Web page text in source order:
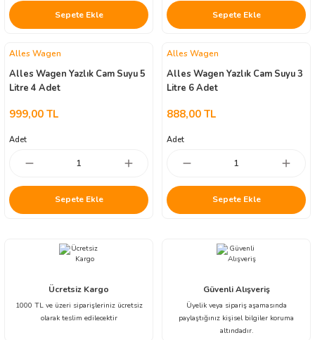
Sepete Ekle Sepete Ekle
Alles Wagen
Alles Wagen Yazlık Cam Suyu 5
Litre 4 Adet
999,00 TL
Adet
Sepete Ekle
Alles Wagen
Alles Wagen Yazlık Cam Suyu 3
Litre 6 Adet
888,00 TL
Adet
Sepete Ekle
Ücretsiz Kargo
1000 TL ve üzeri siparişleriniz ücretsiz
olarak teslim edilecektir
Güvenli Alışveriş
Üyelik veya sipariş aşamasında
paylaştığınız kişisel bilgiler koruma
altındadır.